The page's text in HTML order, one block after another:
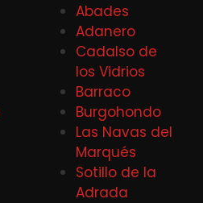
Abades
Adanero
Cadalso de
los Vidrios
Barraco
Burgohondo
Las Navas del
Marqués
Sotillo de la
Adrada